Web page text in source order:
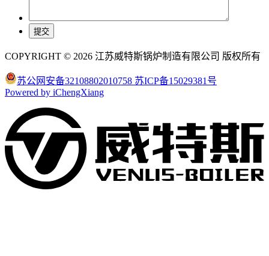
COPYRIGHT © 2026 江苏威特斯锅炉制造有限公司 版权所有
苏公网安备32108802010758 苏ICP备15029381号
Powered by iChengXiang